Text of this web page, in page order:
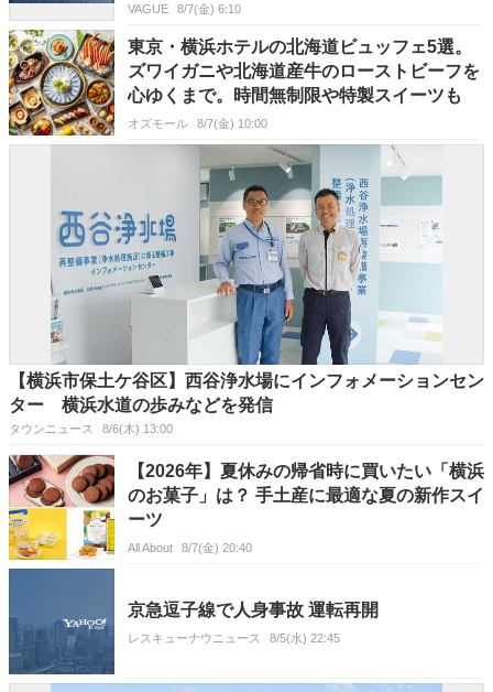
VAGUE 8/7(金) 6:10
東京・横浜ホテルの北海道ビュッフェ5選。
ズワイガニや北海道産牛のローストビーフを
心ゆくまで。時間無制限や特製スイーツも
オズモール 8/7(金) 10:00
【横浜市保土ケ谷区】西谷浄水場にインフォメーションセン
ター 横浜水道の歩みなどを発信
タウンニュース 8/6(木) 13:00
【2026年】夏休みの帰省時に買いたい「横浜
のお菓子」は？ 手土産に最適な夏の新作スイ
ーツ
All About 8/7(金) 20:40
京急逗子線で人身事故 運転再開
レスキューナウニュース 8/5(水) 22:45